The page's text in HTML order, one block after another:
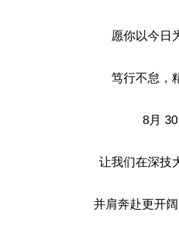
愿你以今日
笃行不怠，
8月 30
让我们在深技
并肩奔赴更开阔